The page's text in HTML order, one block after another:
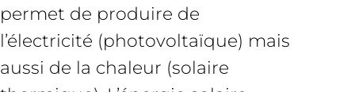
permet de produire de
l’électricité (photovoltaïque) mais
aussi de la chaleur (solaire